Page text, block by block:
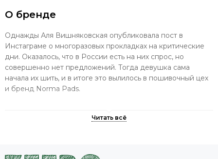
О бренде
Однажды Аля Вишняковская опубликовала пост в
Инстаграме о многоразовых прокладках на критические
дни. Оказалось, что в России есть на них спрос, но
совершенно нет предложений. Тогда девушка сама
начала их шить, и в итоге это вылилось в пошивочный цех
и бренд Norma Pads.
деятельностью: делится своим опытом и знанием о